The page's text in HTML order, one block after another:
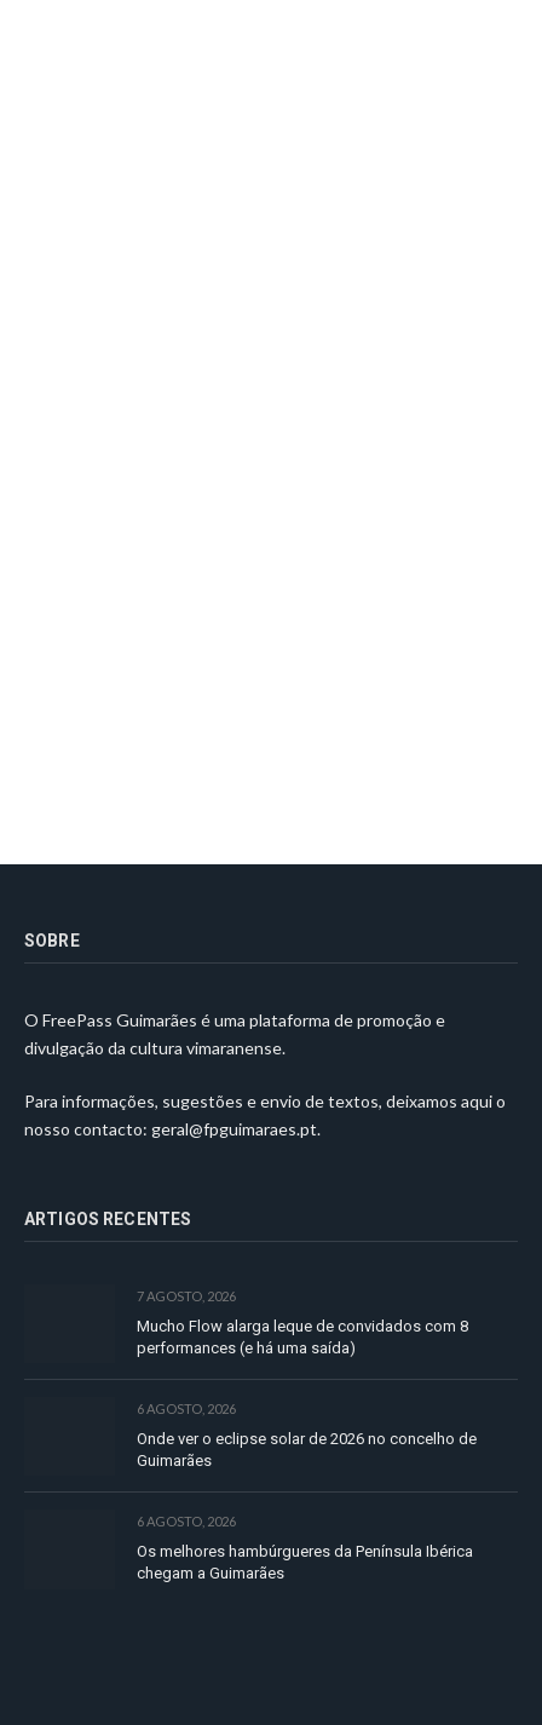
SOBRE
O FreePass Guimarães é uma plataforma de promoção e
divulgação da cultura vimaranense.
Para informações, sugestões e envio de textos, deixamos aqui o
nosso contacto: geral@fpguimaraes.pt.
ARTIGOS RECENTES
7 AGOSTO, 2026
Mucho Flow alarga leque de convidados com 8
performances (e há uma saída)
6 AGOSTO, 2026
Onde ver o eclipse solar de 2026 no concelho de
Guimarães
6 AGOSTO, 2026
Os melhores hambúrgueres da Península Ibérica
chegam a Guimarães